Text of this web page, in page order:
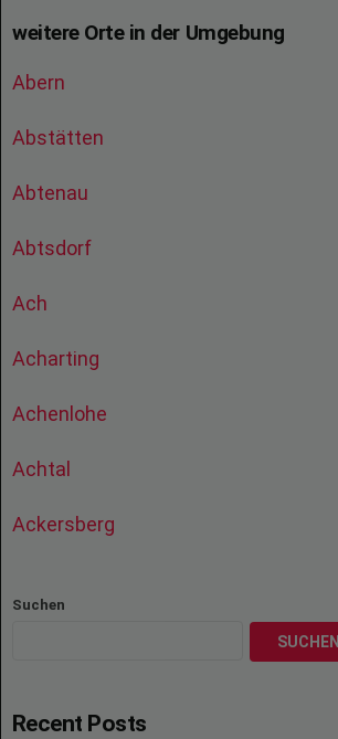
weitere Orte in der Umgebung
Abern
Abstätten
Abtenau
Abtsdorf
Ach
Acharting
Achenlohe
Achtal
Ackersberg
Suchen
SUCHEN
Recent Posts